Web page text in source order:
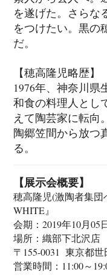
を遂げた。さらな
をつけたい。黒の
だ。
【穂高隆児略歴】
1976年、神奈川県
和食の料理人とし
えて陶芸家に転向。
陶郷笠間から放つ
る。
【展示会概要】
穂高隆児(激陶者集
WHITE』
会期：2019年10月05
場所：織部下北沢店
〒155-0031 東京都
営業時間：11:00～